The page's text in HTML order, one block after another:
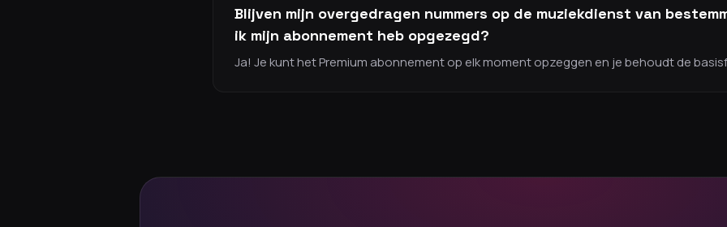
Blijven mijn overgedragen nummers op de muziekdienst van
ik mijn abonnement heb opgezegd?
Ja! Je kunt het Premium abonnement op elk moment opzeggen en je behoudt de